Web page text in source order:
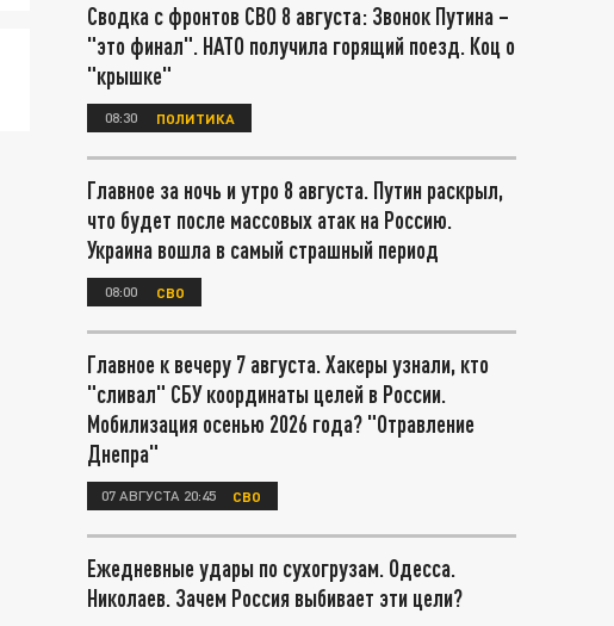
Сводка с фронтов СВО 8 августа: Звонок Путина –
"это финал". НАТО получила горящий поезд. Коц о
"крышке"
08:30 ПОЛИТИКА
Главное за ночь и утро 8 августа. Путин раскрыл,
что будет после массовых атак на Россию.
Украина вошла в самый страшный период
08:00 СВО
Главное к вечеру 7 августа. Хакеры узнали, кто
"сливал" СБУ координаты целей в России.
Мобилизация осенью 2026 года? "Отравление
Днепра"
07 АВГУСТА 20:45 СВО
Ежедневные удары по сухогрузам. Одесса.
Николаев. Зачем Россия выбивает эти цели?